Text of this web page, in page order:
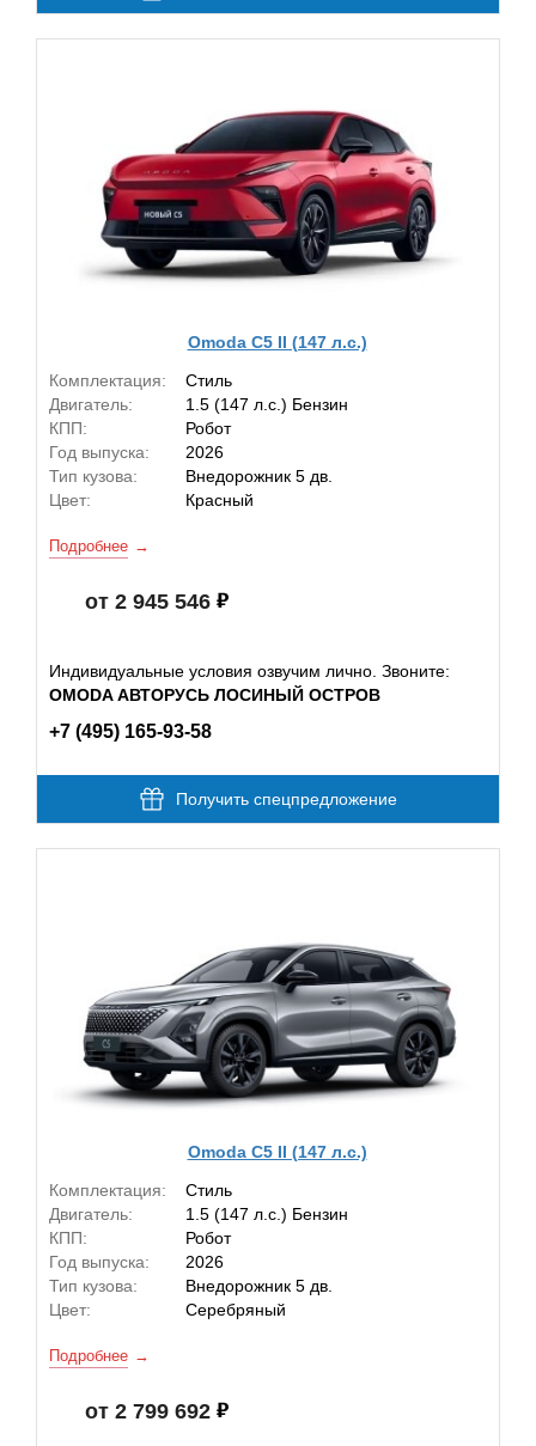
Omoda C5 II (147 л.с.)
Комплектация:
Стиль
Двигатель:
1.5 (147 л.с.) Бензин
КПП:
Робот
Год выпуска:
2026
Тип кузова:
Внедорожник 5 дв.
Цвет:
Красный
Подробнее
от 2 945 546
Индивидуальные условия озвучим лично. Звоните:
OMODA АВТОРУСЬ ЛОСИНЫЙ ОСТРОВ
+7 (495) 165-93-58
Получить спецпредложение
Omoda C5 II (147 л.с.)
Комплектация:
Стиль
Двигатель:
1.5 (147 л.с.) Бензин
КПП:
Робот
Год выпуска:
2026
Тип кузова:
Внедорожник 5 дв.
Цвет:
Серебряный
Подробнее
от 2 799 692